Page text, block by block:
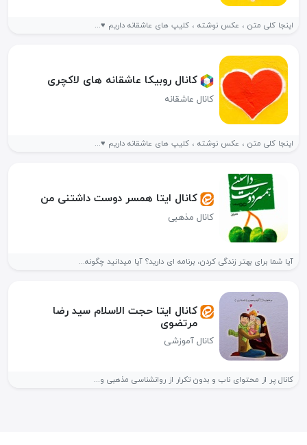
اینجا کلی متن ، عکس نوشته ، کلیپ های عاشقانه داریم ♥️...
کانال روبیکا عاشقانه های لاکچری ️
کانال عاشقانه
اینجا کلی متن ، عکس نوشته ، کلیپ های عاشقانه داریم ♥️...
کانال ایتا همسر دوست داشتنی من
کانال مذهبی
آیا شما برای بهتر زندگی کردن، برنامه ای دارید؟ آیا میدانید چگونه...
کانال ایتا حجت الاسلام سید رضا
مرتضوی
کانال آموزشی
کانال پر از محتوای ناب و بدون تکرار از روانشناسی مذهبی و...